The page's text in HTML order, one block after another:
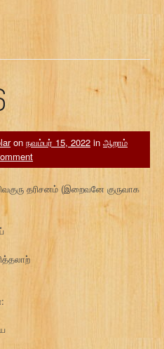
on நவம்பர் 15, 2022 in ஆறாம்
தரிசனம் (இறைவனே குருவாக